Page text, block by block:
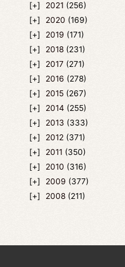
2021 (256)
2020 (169)
2019 (171)
2018 (231)
2017 (271)
2016 (278)
2015 (267)
2014 (255)
2013 (333)
2012 (371)
2011 (350)
2010 (316)
2009 (377)
2008 (211)